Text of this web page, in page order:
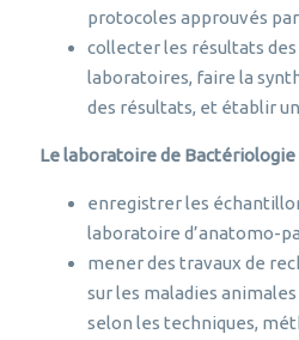
protocoles approuvés
collecter les résultats
laboratoires, faire la
des résultats, et établir
Le laboratoire de Bactériologie
enregistrer les
laboratoire d’anatomo-
mener des travaux de
sur les maladies
selon les techniques,